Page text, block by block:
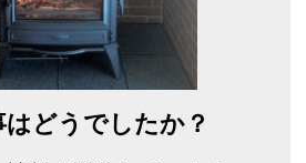
はどうでしたか？